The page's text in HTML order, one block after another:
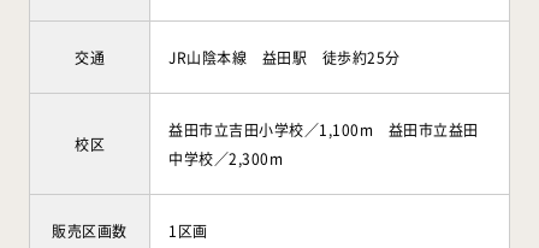
交通 JR山陰本線 益田駅 徒歩約25分
校区
益田市立吉田小学校／1,100m 益田市立益田
中学校／2,300m
販売区画数 1区画